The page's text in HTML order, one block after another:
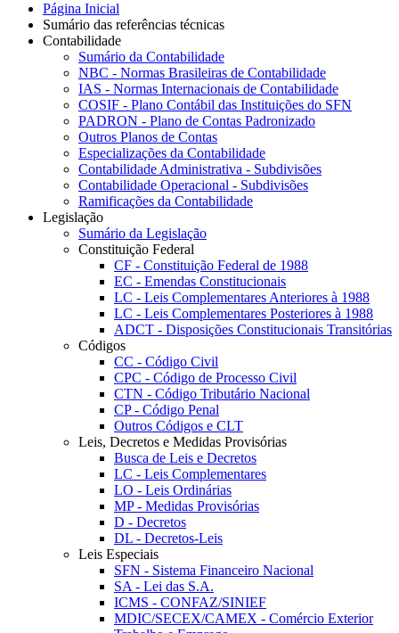
Página Inicial
Sumário das referências técnicas
Contabilidade
Sumário da Contabilidade
NBC - Normas Brasileiras de Contabilidade
IAS - Normas Internacionais de Contabilidade
COSIF - Plano Contábil das Instituições do SFN
PADRON - Plano de Contas Padronizado
Outros Planos de Contas
Especializações da Contabilidade
Contabilidade Administrativa - Subdivisões
Contabilidade Operacional - Subdivisões
Ramificações da Contabilidade
Legislação
Sumário da Legislação
Constituição Federal
CF - Constituição Federal de 1988
EC - Emendas Constitucionais
LC - Leis Complementares Anteriores à 1988
LC - Leis Complementares Posteriores à 1988
ADCT - Disposições Constitucionais Transitórias
Códigos
CC - Código Civil
CPC - Código de Processo Civil
CTN - Código Tributário Nacional
CP - Código Penal
Outros Códigos e CLT
Leis, Decretos e Medidas Provisórias
Busca de Leis e Decretos
LC - Leis Complementares
LO - Leis Ordinárias
MP - Medidas Provisórias
D - Decretos
DL - Decretos-Leis
Leis Especiais
SFN - Sistema Financeiro Nacional
SA - Lei das S.A.
ICMS - CONFAZ/SINIEF
MDIC/SECEX/CAMEX - Comércio Exterior